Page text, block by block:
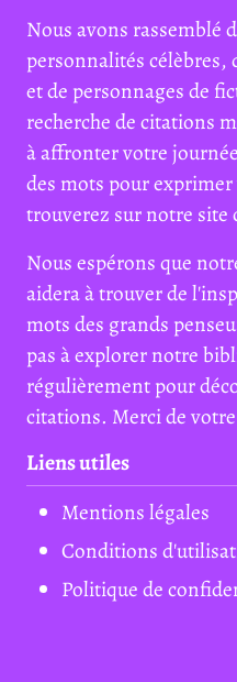
Nous avons rassemblé
personnalités célèbres,
et de personnages de
recherche de citations
à affronter votre
des mots pour
trouverez sur notre site
Nous espérons que
aidera à trouver de
mots des grands
pas à explorer notre
régulièrement pour
citations. Merci de
Liens utiles
Mentions légales
Conditions
Politique de